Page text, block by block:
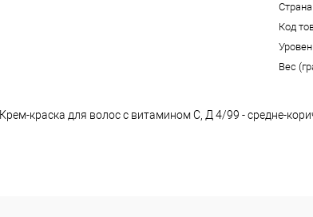
Код
Вес
Крем-краска для волос с витамином С, Д 4/99 - средне-